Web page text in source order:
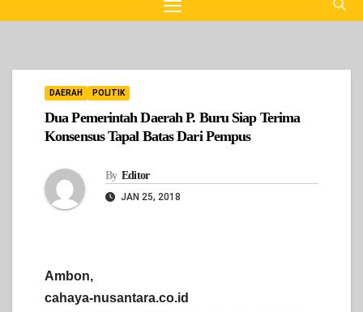
DAERAH POLITIK
Dua Pemerintah Daerah P. Buru Siap Terima
Konsensus Tapal Batas Dari Pempus
By Editor
JAN 25, 2018
Ambon,
cahaya-nusantara.co.id